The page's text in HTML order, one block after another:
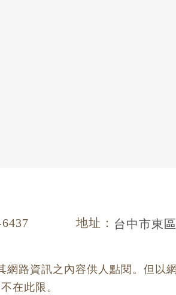
地址： 台中市東
路資訊之內容供人點閱。但以
在此限。